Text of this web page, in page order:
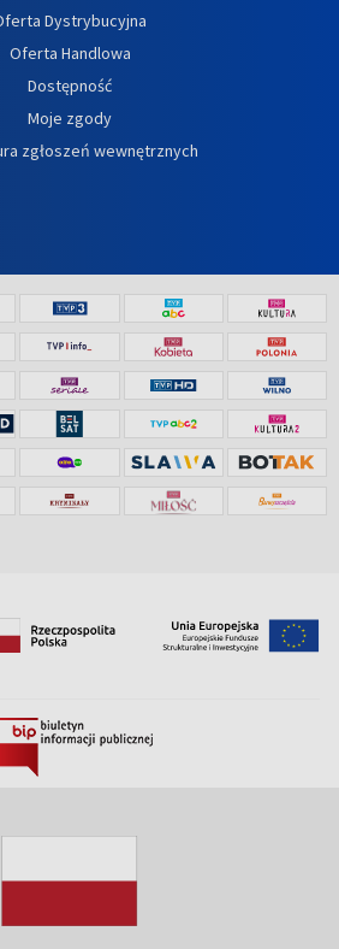
Dystrybucyjna
Oferta Handlowa
Dostępność
Moje zgody
zgłoszeń wewnętrznych